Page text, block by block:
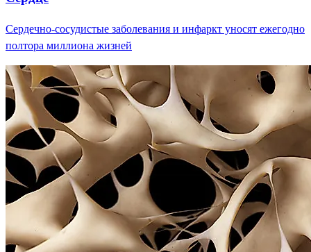
Сердечно-сосудистые заболевания и инфаркт уносят ежегодно
полтора миллиона жизней